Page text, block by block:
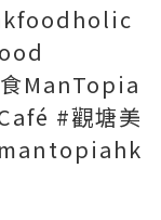
ManTopia
#觀塘美